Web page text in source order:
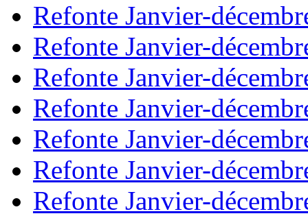
Refonte Janvier-
Refonte Janvier-
Refonte Janvier-
Refonte Janvier-
Refonte Janvier-
Refonte Janvier-
Refonte Janvier-